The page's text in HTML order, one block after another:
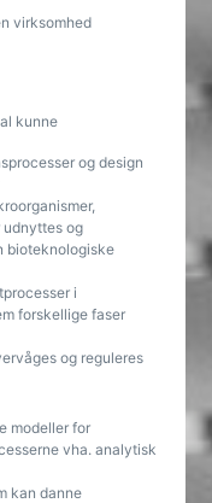
virksomhed
kunne
og design
udnyttes og
bioteknologiske
i
forskellige faser
og reguleres
modeller for
vha. analytisk
kan danne